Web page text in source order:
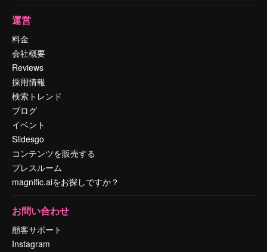
運営
料金
会社概要
Reviews
採用情報
検索トレンド
ブログ
イベント
Slidesgo
コンテンツを販売する
プレスルーム
magnific.aiをお探しですか？
お問い合わせ
顧客サポート
Instagram